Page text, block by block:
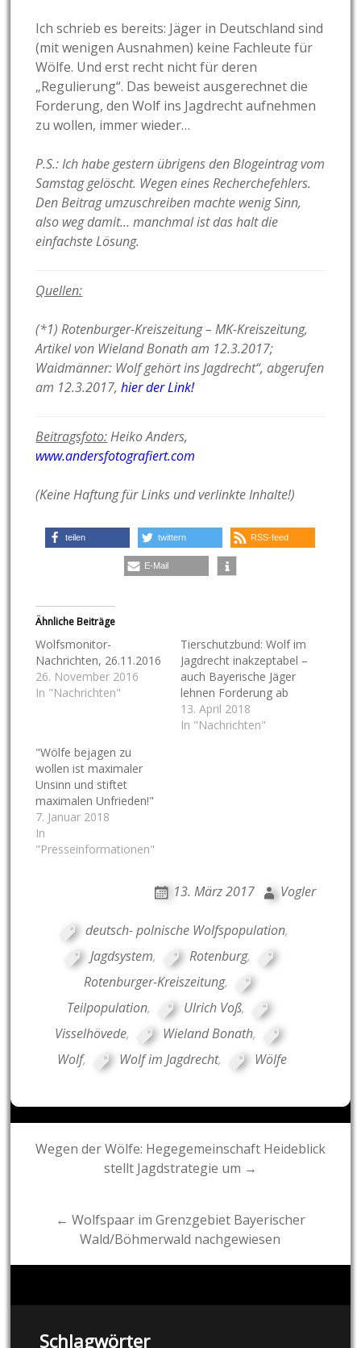
Ich schrieb es bereits: Jäger in Deutschland sind
(mit wenigen Ausnahmen) keine Fachleute für
Wölfe. Und erst recht nicht für deren
„Regulierung“. Das beweist ausgerechnet die
Forderung, den Wolf ins Jagdrecht aufnehmen
zu wollen, immer wieder…
P.S.: Ich habe gestern übrigens den Blogeintrag vom
Samstag gelöscht. Wegen eines Recherchefehlers.
Den Beitrag umzuschreiben machte wenig Sinn,
also weg damit… manchmal ist das halt die
einfachste Lösung.
Quellen:
(*1) Rotenburger-Kreiszeitung – MK-Kreiszeitung,
Artikel von Wieland Bonath am 12.3.2017;
Waidmänner: Wolf gehört ins Jagdrecht“, abgerufen
am 12.3.2017,hier der Link!
Beitragsfoto:Heiko Anders,
www.andersfotografiert.com
(Keine Haftung für Links und verlinkte Inhalte!)
teilen twittern RSS-feed
E-Mail
Ähnliche Beiträge
Wolfsmonitor-
Nachrichten, 26.11.2016
26. November 2016
In "Nachrichten"
Tierschutzbund: Wolf im
Jagdrecht inakzeptabel –
auch Bayerische Jäger
lehnen Forderung ab
13. April 2018
In "Nachrichten"
"Wölfe bejagen zu
wollen ist maximaler
Unsinn und stiftet
maximalen Unfrieden!"
7. Januar 2018
In
"Presseinformationen"
13. März 2017 Vogler
deutsch- polnische Wolfspopulation,
Jagdsystem, Rotenburg,
Rotenburger-Kreiszeitung,
Teilpopulation, Ulrich Voß,
Visselhövede, Wieland Bonath,
Wolf, Wolf im Jagdrecht, Wölfe
Post
navigation
Wegen der Wölfe: Hegegemeinschaft Heideblick
stellt Jagdstrategie um →
← Wolfspaar im Grenzgebiet Bayerischer
Wald/Böhmerwald nachgewiesen
Schlagwörter